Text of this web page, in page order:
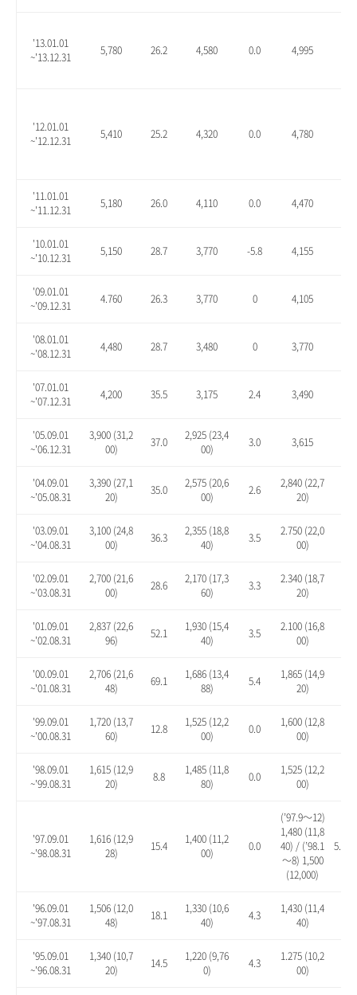
'13.01.01
~'13.12.31
5,780 26.2 4,580 0.0 4,995
'12.01.01
~'12.12.31
5,410 25.2 4,320 0.0 4,780
'11.01.01
~'11.12.31
5,180 26.0 4,110 0.0 4,470
'10.01.01
~'10.12.31
5,150 28.7 3,770 -5.8 4,155
'09.01.01
~'09.12.31
4.760 26.3 3,770 0 4,105
'08.01.01
~'08.12.31
4,480 28.7 3,480 0 3,770
'07.01.01
~'07.12.31
4,200 35.5 3,175 2.4 3,490
'05.09.01
~'06.12.31
3,900 (31,2
00)
37.0
2,925 (23,4
00)
3.0 3,615
'04.09.01
~'05.08.31
3,390 (27,1
20)
35.0
2,575 (20,6
00)
2.6
2,840 (22,7
20)
'03.09.01
~'04.08.31
3,100 (24,8
00)
36.3
2,355 (18,8
40)
3.5
2.750 (22,0
00)
'02.09.01
~'03.08.31
2,700 (21,6
00)
28.6
2,170 (17,3
60)
3.3
2.340 (18,7
20)
'01.09.01
~'02.08.31
2,837 (22,6
96)
52.1
1,930 (15,4
40)
3.5
2.100 (16,8
00)
'00.09.01
~'01.08.31
2,706 (21,6
48)
69.1
1,686 (13,4
88)
5.4
1,865 (14,9
20)
'99.09.01
~'00.08.31
1,720 (13,7
60)
12.8
1,525 (12,2
00)
0.0
1,600 (12,8
00)
'98.09.01
~'99.08.31
1,615 (12,9
20)
8.8
1,485 (11,8
80)
0.0
1,525 (12,2
00)
'97.09.01
~'98.08.31
1,616 (12,9
28)
15.4
1,400 (11,2
00)
0.0
(’97.9～12)
1,480 (11,8
40) / (’98.1
～8) 1,500
(12,000)
5.7 /
'96.09.01
~'97.08.31
1,506 (12,0
48)
18.1
1,330 (10,6
40)
4.3
1,430 (11,4
40)
'95.09.01
~'96.08.31
1,340 (10,7
20)
14.5
1,220 (9,76
0)
4.3
1.275 (10,2
00)